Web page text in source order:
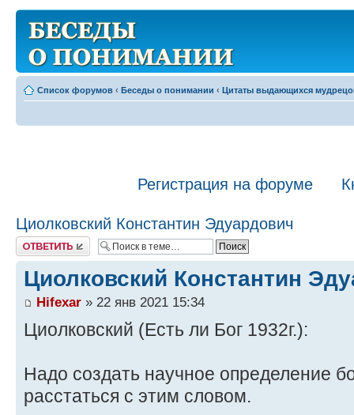
Список форумов ‹ Беседы о понимании ‹ Цитаты выдающихся
Регистрация на форуме
Циолковский Константин Эдуардович
Ответить
Циолковский Константин
Hifexar » 22 янв 2021 15:34
Циолковский (Есть ли Бог 1932г.):
Надо создать научное определение
расстаться с этим словом.